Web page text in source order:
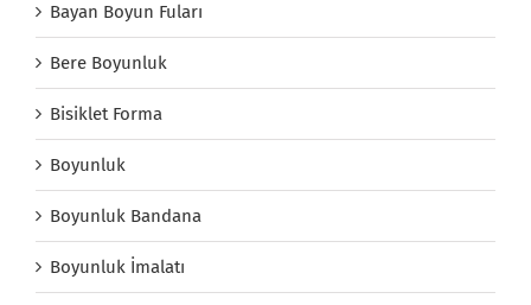
Bayan Boyun Fuları
Bere Boyunluk
Bisiklet Forma
Boyunluk
Boyunluk Bandana
Boyunluk İmalatı